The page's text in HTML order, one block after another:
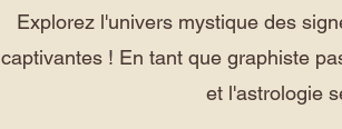
Explorez l'univers mystique des
captivantes ! En tant que graphiste
et l'astrologie